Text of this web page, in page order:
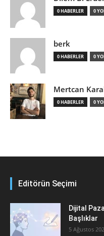
0 HABERLER 0
berk
0 HABERLER 0
Mertcan
0 HABERLER 0
Editörün Seçimi
Dijital
Başlıklar
5 Ağustos